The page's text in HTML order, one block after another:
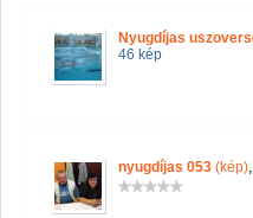
Nyugdíjas
46 kép
nyugdíjas 053 (kép),